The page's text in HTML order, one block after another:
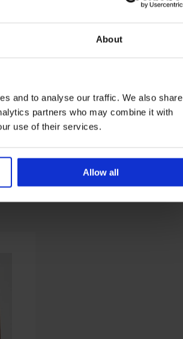
About
and to analyse our traffic. We also share
partners who may combine it with
use of their services.
Allow all
Basic Curves
Grudnjak Evolution
41,99 €